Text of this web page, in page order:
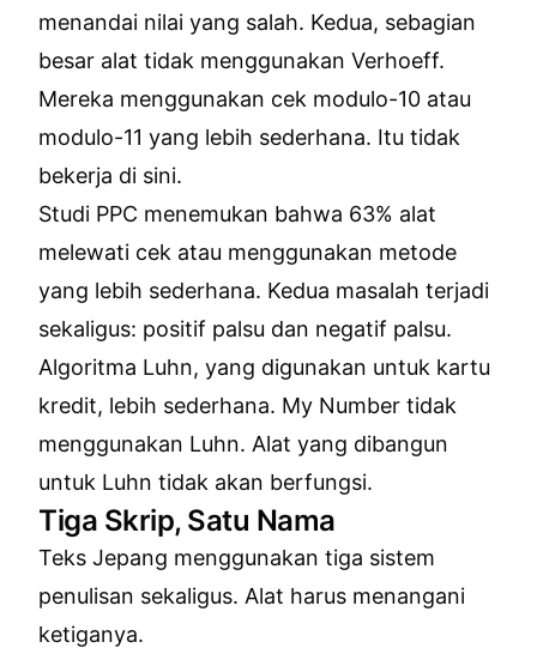
menandai nilai yang salah. Kedua, sebagian
besar alat tidak menggunakan Verhoeff.
Mereka menggunakan cek modulo-10 atau
modulo-11 yang lebih sederhana. Itu tidak
bekerja di sini.
Studi PPC menemukan bahwa 63% alat
melewati cek atau menggunakan metode
yang lebih sederhana. Kedua masalah terjadi
sekaligus: positif palsu dan negatif palsu.
Algoritma Luhn, yang digunakan untuk kartu
kredit, lebih sederhana. My Number tidak
menggunakan Luhn. Alat yang dibangun
untuk Luhn tidak akan berfungsi.
Tiga Skrip, Satu Nama
Teks Jepang menggunakan tiga sistem
penulisan sekaligus. Alat harus menangani
ketiganya.